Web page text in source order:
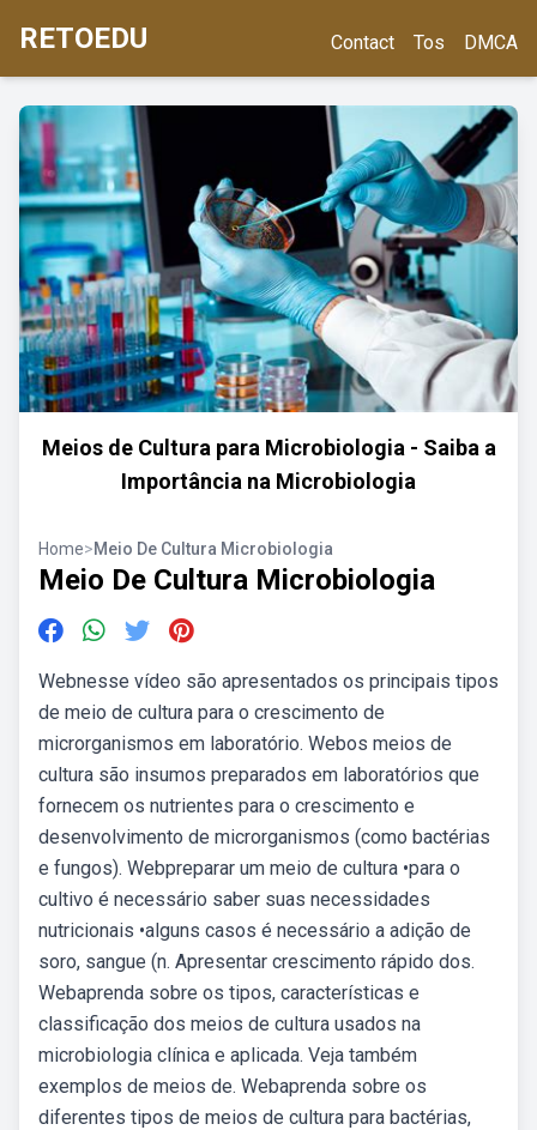
RETOEDU Contact Tos DMCA
Meios de Cultura para Microbiologia - Saiba a
Importância na Microbiologia
Home>Meio De Cultura Microbiologia
Meio De Cultura Microbiologia
Webnesse vídeo são apresentados os principais tipos
de meio de cultura para o crescimento de
microrganismos em laboratório. Webos meios de
cultura são insumos preparados em laboratórios que
fornecem os nutrientes para o crescimento e
desenvolvimento de microrganismos (como bactérias
e fungos). Webpreparar um meio de cultura •para o
cultivo é necessário saber suas necessidades
nutricionais •alguns casos é necessário a adição de
soro, sangue (n. Apresentar crescimento rápido dos.
Webaprenda sobre os tipos, características e
classificação dos meios de cultura usados na
microbiologia clínica e aplicada. Veja também
exemplos de meios de. Webaprenda sobre os
diferentes tipos de meios de cultura para bactérias,